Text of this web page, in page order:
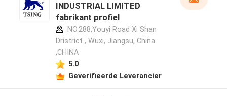
INDUSTRIAL LIMITED
fabrikant profiel
NO.288,Youyi Road Xi Shan
Dristrict , Wuxi, Jiangsu, China
,CHINA
5.0
Geverifieerde Leverancier